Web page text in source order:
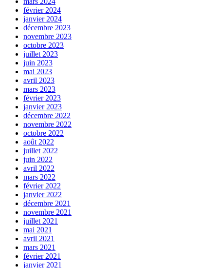
février 2024
janvier 2024
décembre 2023
novembre 2023
octobre 2023
juillet 2023
juin 2023
mai 2023
avril 2023
mars 2023
février 2023
janvier 2023
décembre 2022
novembre 2022
octobre 2022
août 2022
juillet 2022
juin 2022
avril 2022
mars 2022
février 2022
janvier 2022
décembre 2021
novembre 2021
juillet 2021
mai 2021
avril 2021
mars 2021
février 2021
janvier 2021